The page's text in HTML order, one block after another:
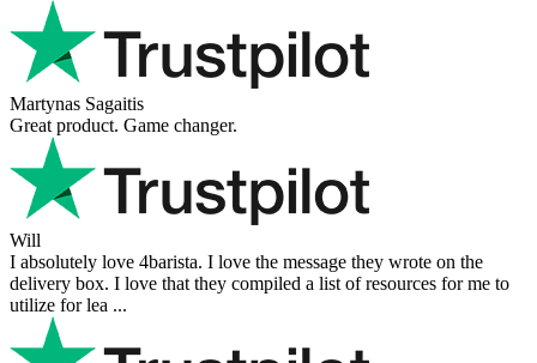
Martynas Sagaitis
Great product. Game changer.
Will
I absolutely love 4barista. I love the message they wrote on the
delivery box. I love that they compiled a list of resources for me to
utilize for lea ...